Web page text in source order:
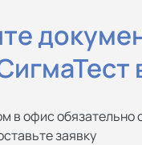
в офис
заявку